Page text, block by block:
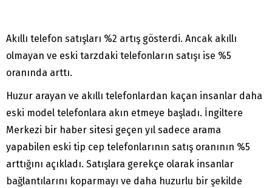
Akıllı telefon satışları %2 artış gösterdi. Ancak akıllı
olmayan ve eski tarzdaki telefonların satışı ise %5
oranında arttı.
Huzur arayan ve akıllı telefonlardan kaçan insanlar daha
eski model telefonlara akın etmeye başladı. İngiltere
Merkezi bir haber sitesi geçen yıl sadece arama
yapabilen eski tip cep telefonlarının satış oranının %5
arttığını açıkladı. Satışlara gerekçe olarak insanlar
bağlantılarını koparmayı ve daha huzurlu bir şekilde